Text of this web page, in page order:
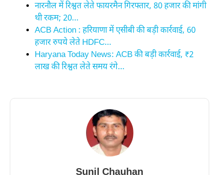
नारनौल में रिश्वत लेते फायरमैन गिरफ्तार, 80 हजार की मांगी
थी रकम; 20…
ACB Action : हरियाणा में एसीबी की बड़ी कार्रवाई, 60
हजार रुपये लेते HDFC…
Haryana Today News: ACB की बड़ी कार्रवाई, ₹2
लाख की रिश्वत लेते समय रंगे…